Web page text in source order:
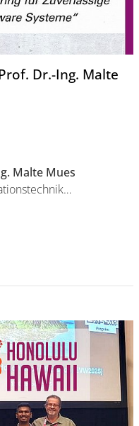
Dr.-Ing. Malte
Malte Mues
Malte Mues